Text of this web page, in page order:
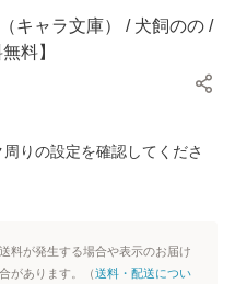
キャラ文庫） / 犬飼のの /
料】
りの設定を確認してくださ
料が発生する場合や表示のお届け
があります。（送料・配送につい